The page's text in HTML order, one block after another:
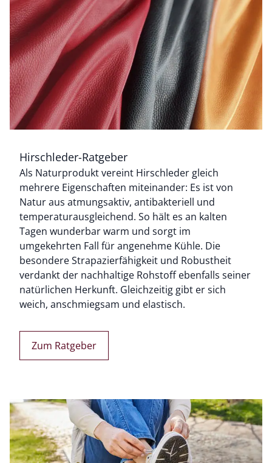
Bildverlinkung
Hirschleder-Ratgeber
Als Naturprodukt vereint Hirschleder gleich
mehrere Eigenschaften miteinander: Es ist von
Natur aus atmungsaktiv, antibakteriell und
temperaturausgleichend. So hält es an kalten
Tagen wunderbar warm und sorgt im
umgekehrten Fall für angenehme Kühle. Die
besondere Strapazierfähigkeit und Robustheit
verdankt der nachhaltige Rohstoff ebenfalls seiner
natürlichen Herkunft. Gleichzeitig gibt er sich
weich, anschmiegsam und elastisch.
Zum Ratgeber